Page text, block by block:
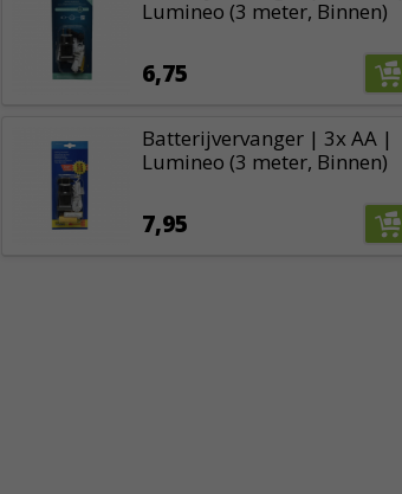
Lumineo (3 meter, Binnen)
6,75
Batterijvervanger | 3x AA |
Lumineo (3 meter, Binnen)
7,95